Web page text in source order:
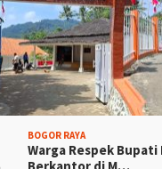
Bogor Biru di
Bangun Kesadaran
Sungai Bebas
BOGOR RAYA
Warga Respek Bupati